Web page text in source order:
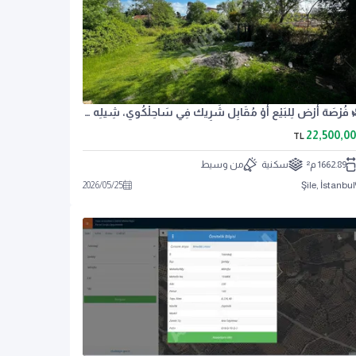
🌿 فُرْصَة أَرْض لِلبَيْع أَوْ مُقَابِل شَرِيك فِي سَاحِلْكُوي، شِيلِه 🌿
TL
1662.89 م² سكنية
من وسيط
Şile, İstanbul
2026/05/25